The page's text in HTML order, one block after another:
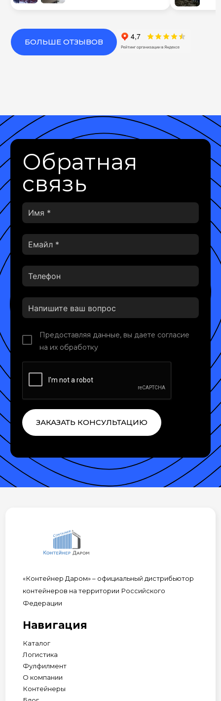
БОЛЬШЕ ОТЗЫВОВ
Обратная
связь
Предоставляя данные, вы даете согласие
на их обработку
ЗАКАЗАТЬ КОНСУЛЬТАЦИЮ
«Контейнер Даром» – официальный дистрибьютор
контейнеров на территории Российского
Федерации
Навигация
Каталог
Логистика
Фулфилмент
О компании
Контейнеры